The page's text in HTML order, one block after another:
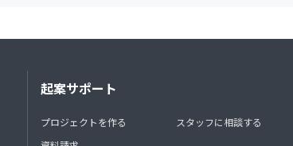
起案サポート
プロジェクトを作る
スタッフに相談する